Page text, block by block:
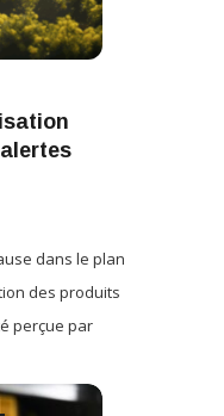
dans le plan
des produits
perçue par